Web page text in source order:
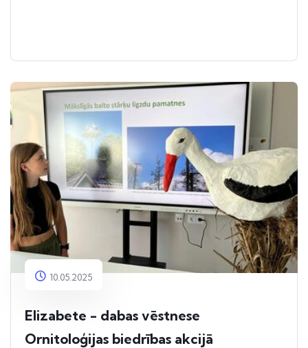
10.05.2025
Elizabete - dabas vēstnese
Ornitoloģijas biedrības akcijā